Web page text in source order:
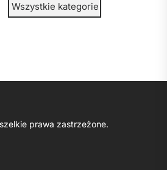
Wszystkie kategorie
prawa zastrzeżone.